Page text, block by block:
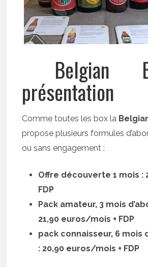
Belgian
présentation
Comme toutes les box la
propose plusieurs formules
ou sans engagement :
Offre découverte 1 mois :
FDP
Pack amateur, 3 mois
21,90 euros/mois + FDP
pack connaisseur, 6 mois
: 20,90 euros/mois + FDP